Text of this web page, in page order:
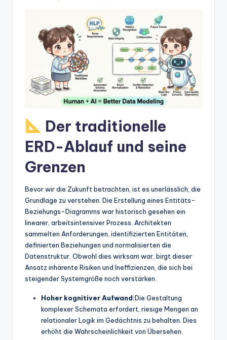
Der traditionelle
ERD-Ablauf und seine
Grenzen
Bevor wir die Zukunft betrachten, ist es unerlässlich, die
Grundlage zu verstehen. Die Erstellung eines Entitäts-
Beziehungs-Diagramms war historisch gesehen ein
linearer, arbeitsintensiver Prozess. Architekten
sammelten Anforderungen, identifizierten Entitäten,
definierten Beziehungen und normalisierten die
Datenstruktur. Obwohl dies wirksam war, birgt dieser
Ansatz inhärente Risiken und Ineffizienzen, die sich bei
steigender Systemgröße noch verstärken.
Hoher kognitiver Aufwand:Die Gestaltung
komplexer Schemata erfordert, riesige Mengen an
relationaler Logik im Gedächtnis zu behalten. Dies
erhöht die Wahrscheinlichkeit von Übersehen.